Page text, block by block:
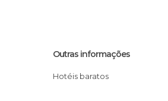
Outras informações
Hotéis baratos